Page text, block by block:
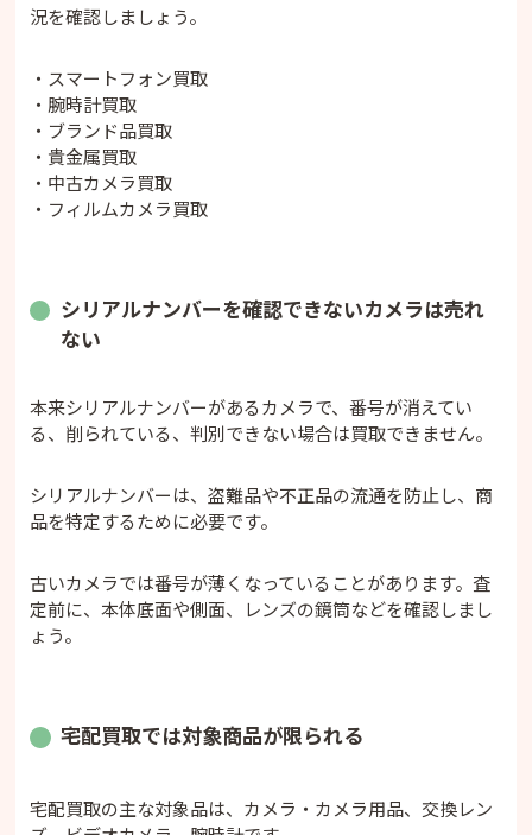
況を確認しましょう。
・スマートフォン買取
・腕時計買取
・ブランド品買取
・貴金属買取
・中古カメラ買取
・フィルムカメラ買取
シリアルナンバーを確認できないカメラは売れ
ない
本来シリアルナンバーがあるカメラで、番号が消えてい
る、削られている、判別できない場合は買取できません。
シリアルナンバーは、盗難品や不正品の流通を防止し、商
品を特定するために必要です。
古いカメラでは番号が薄くなっていることがあります。査
定前に、本体底面や側面、レンズの鏡筒などを確認しまし
ょう。
宅配買取では対象商品が限られる
宅配買取の主な対象品は、カメラ・カメラ用品、交換レン